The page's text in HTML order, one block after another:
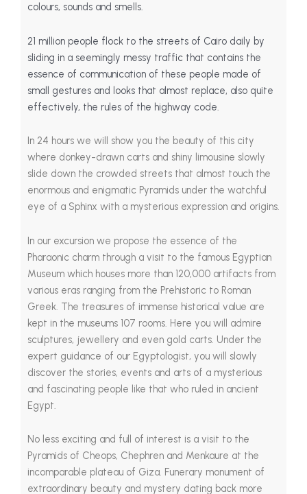
colours, sounds and smells.
21 million people flock to the streets of Cairo daily by
sliding in a seemingly messy traffic that contains the
essence of communication of these people made of
small gestures and looks that almost replace, also quite
effectively, the rules of the highway code.
In 24 hours we will show you the beauty of this city
where donkey-drawn carts and shiny limousine slowly
slide down the crowded streets that almost touch the
enormous and enigmatic Pyramids under the watchful
eye of a Sphinx with a mysterious expression and origins.
In our excursion we propose the essence of the
Pharaonic charm through a visit to the famous Egyptian
Museum which houses more than 120,000 artifacts from
various eras ranging from the Prehistoric to Roman
Greek. The treasures of immense historical value are
kept in the museums 107 rooms. Here you will admire
sculptures, jewellery and even gold carts. Under the
expert guidance of our Egyptologist, you will slowly
discover the stories, events and arts of a mysterious
and fascinating people like that who ruled in ancient
Egypt.
No less exciting and full of interest is a visit to the
Pyramids of Cheops, Chephren and Menkaure at the
incomparable plateau of Giza. Funerary monument of
extraordinary beauty and mystery dating back more